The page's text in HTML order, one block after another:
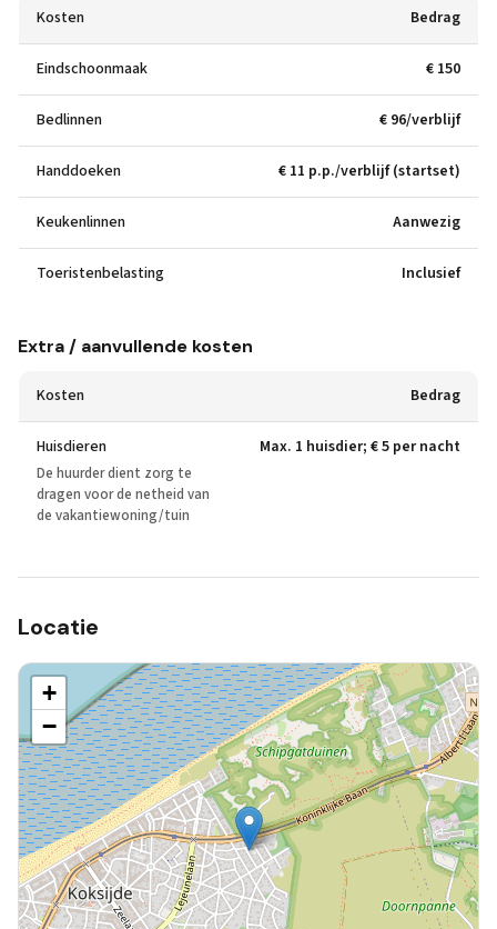
Kosten Bedrag
Eindschoonmaak € 150
Bedlinnen € 96/verblijf
Handdoeken € 11 p.p./verblijf (startset)
Keukenlinnen Aanwezig
Toeristenbelasting Inclusief
Extra / aanvullende kosten
Kosten Bedrag
Huisdieren
De huurder dient zorg te
dragen voor de netheid van
de vakantiewoning/tuin
Max. 1 huisdier; € 5 per nacht
Locatie
+
−